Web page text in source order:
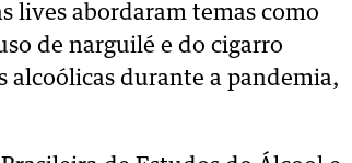
lives abordaram temas como
de narguilé e do cigarro
alcoólicas durante a pandemia,